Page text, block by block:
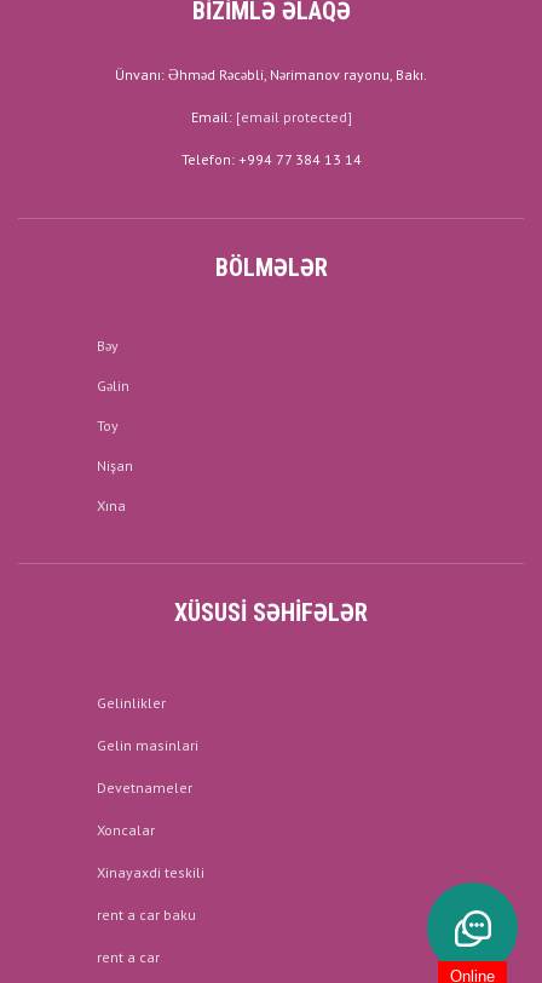
BİZİMLƏ ƏLAQƏ
Ünvanı: Əhməd Rəcəbli, Nərimanov rayonu, Bakı.
Email: [email protected]
Telefon: +994 77 384 13 14
BÖLMƏLƏR
Bəy
Gəlin
Toy
Nişan
Xına
XÜSUSI SƏHIFƏLƏR
Gelinlikler
Gelin masinlari
Devetnameler
Xoncalar
Xinayaxdi teskili
rent a car baku
rent a car